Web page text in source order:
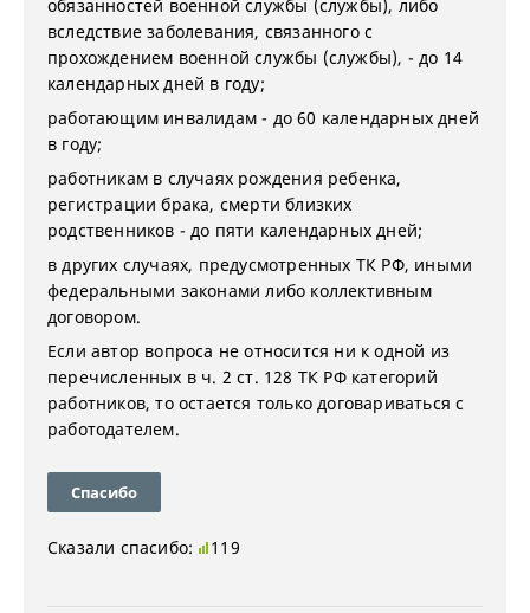
обязанностей военной службы (службы), либо
вследствие заболевания, связанного с
прохождением военной службы (службы), - до 14
календарных дней в году;
работающим инвалидам - до 60 календарных дней
в году;
работникам в случаях рождения ребенка,
регистрации брака, смерти близких
родственников - до пяти календарных дней;
в других случаях, предусмотренных ТК РФ, иными
федеральными законами либо коллективным
договором.
Если автор вопроса не относится ни к одной из
перечисленных в ч. 2 ст. 128 ТК РФ категорий
работников, то остается только договариваться с
работодателем.
Спасибо
Сказали спасибо: 119